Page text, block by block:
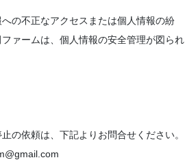
の不正なアクセスまたは個人情報の紛
ァームは、個人情報の安全管理が図られ
の依頼は、下記よりお問合せください。